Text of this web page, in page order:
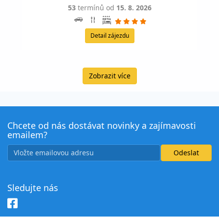
53termínů od 15. 8. 2026
Detail zájezdu
Zobrazit více
Chcete od nás dostávat novinky a zajímavosti
emailem?
Sledujte nás